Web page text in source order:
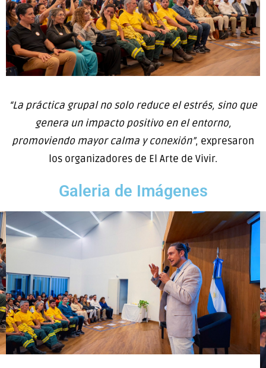
“La práctica grupal no solo reduce el estrés, sino que
genera un impacto positivo en el entorno,
promoviendo mayor calma y conexión”, expresaron
los organizadores de El Arte de Vivir.
Galeria de Imágenes